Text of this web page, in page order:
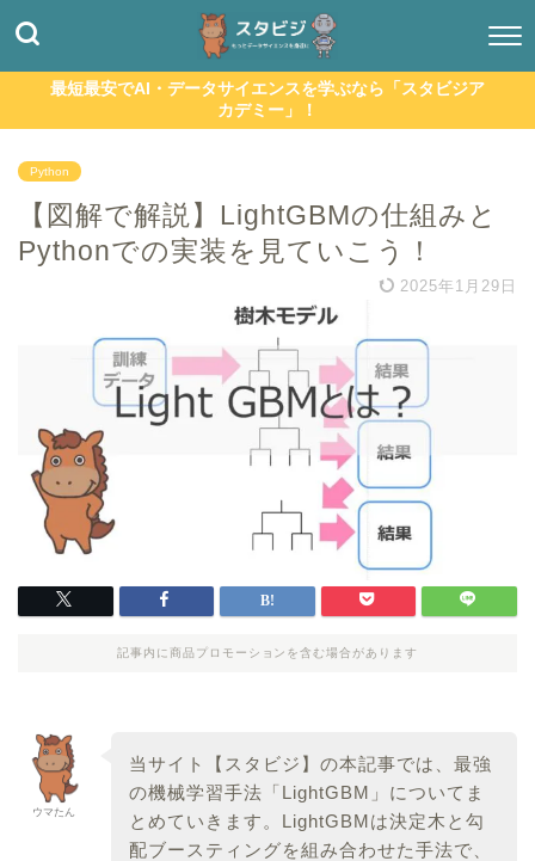
最短最安でAI・データサイエンスを学ぶなら「スタビジア
カデミー」！
Python
【図解で解説】LightGBMの仕組みと
Pythonでの実装を見ていこう！
2025年1月29日
記事内に商品プロモーションを含む場合があります
ウマたん
当サイト【スタビジ】の本記事では、最強
の機械学習手法「LightGBM」についてま
とめていきます。LightGBMは決定木と勾
配ブースティングを組み合わせた手法で、